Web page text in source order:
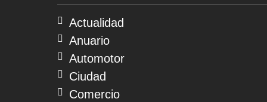
Actualidad
Anuario
Automotor
Ciudad
Comercio
07